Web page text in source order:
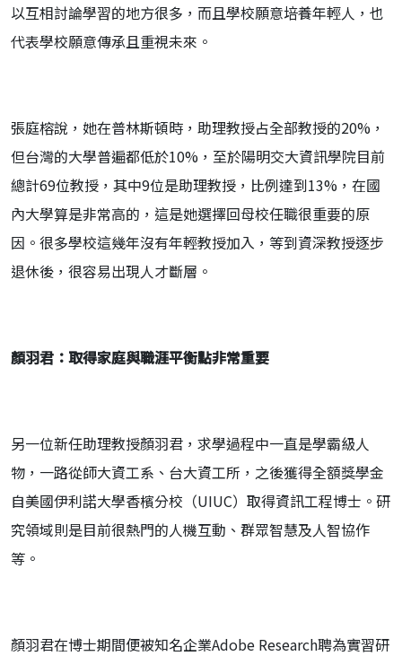
以互相討論學習的地方很多，而且學校願意培養年輕人，也
代表學校願意傳承且重視未來。
張庭榕說，她在普林斯頓時，助理教授占全部教授的20%，
但台灣的大學普遍都低於10%，至於陽明交大資訊學院目前
總計69位教授，其中9位是助理教授，比例達到13%，在國
內大學算是非常高的，這是她選擇回母校任職很重要的原
因。很多學校這幾年沒有年輕教授加入，等到資深教授逐步
退休後，很容易出現人才斷層。
顏羽君：取得家庭與職涯平衡點非常重要
另一位新任助理教授顏羽君，求學過程中一直是學霸級人
物，一路從師大資工系、台大資工所，之後獲得全額獎學金
自美國伊利諾大學香檳分校（UIUC）取得資訊工程博士。研
究領域則是目前很熱門的人機互動、群眾智慧及人智協作
等。
顏羽君在博士期間便被知名企業Adobe Research聘為實習研